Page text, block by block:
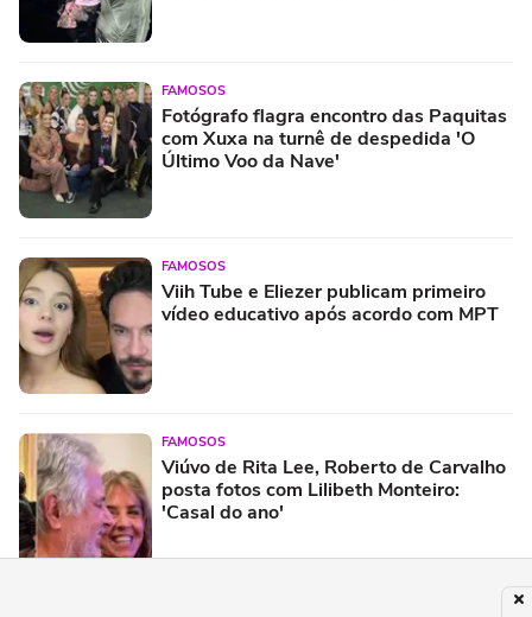
FAMOSOS
Fotógrafo flagra encontro das Paquitas
com Xuxa na turnê de despedida 'O
Último Voo da Nave'
FAMOSOS
Viih Tube e Eliezer publicam primeiro
vídeo educativo após acordo com MPT
FAMOSOS
Viúvo de Rita Lee, Roberto de Carvalho
posta fotos com Lilibeth Monteiro:
'Casal do ano'